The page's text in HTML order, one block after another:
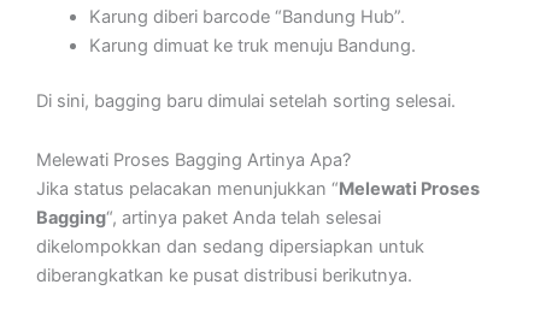
Karung diberi barcode “Bandung Hub”.
Karung dimuat ke truk menuju Bandung.
Di sini, bagging baru dimulai setelah sorting selesai.
Melewati Proses Bagging Artinya Apa?
Jika status pelacakan menunjukkan “Melewati Proses
Bagging“, artinya paket Anda telah selesai
dikelompokkan dan sedang dipersiapkan untuk
diberangkatkan ke pusat distribusi berikutnya.